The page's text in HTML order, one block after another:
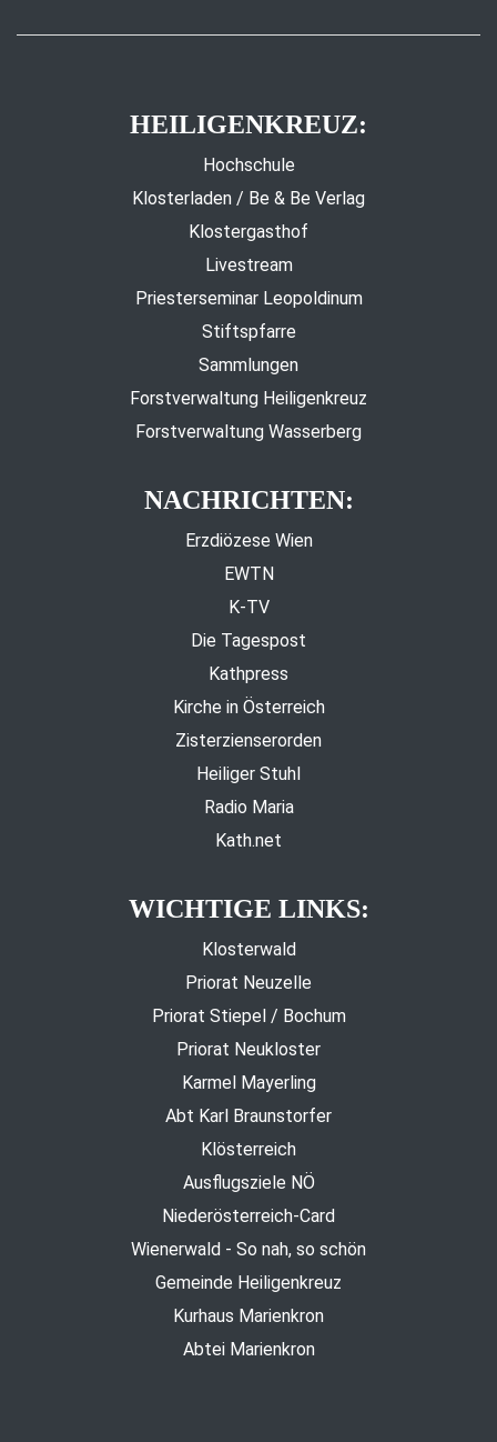
HEILIGENKREUZ:
Hochschule
Klosterladen / Be & Be Verlag
Klostergasthof
Livestream
Priesterseminar Leopoldinum
Stiftspfarre
Sammlungen
Forstverwaltung Heiligenkreuz
Forstverwaltung Wasserberg
NACHRICHTEN:
Erzdiözese Wien
EWTN
K-TV
Die Tagespost
Kathpress
Kirche in Österreich
Zisterzienserorden
Heiliger Stuhl
Radio Maria
Kath.net
WICHTIGE LINKS:
Klosterwald
Priorat Neuzelle
Priorat Stiepel / Bochum
Priorat Neukloster
Karmel Mayerling
Abt Karl Braunstorfer
Klösterreich
Ausflugsziele NÖ
Niederösterreich-Card
Wienerwald - So nah, so schön
Gemeinde Heiligenkreuz
Kurhaus Marienkron
Abtei Marienkron